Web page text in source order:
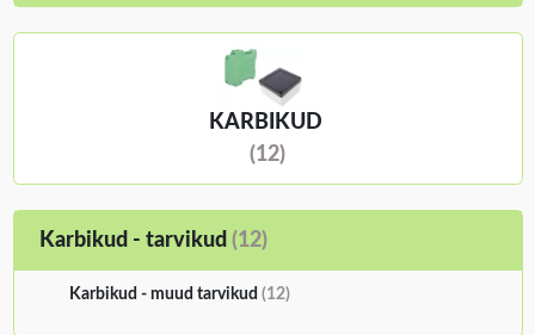
KARBIKUD
(12)
Karbikud - tarvikud (12)
Karbikud - muud tarvikud (12)